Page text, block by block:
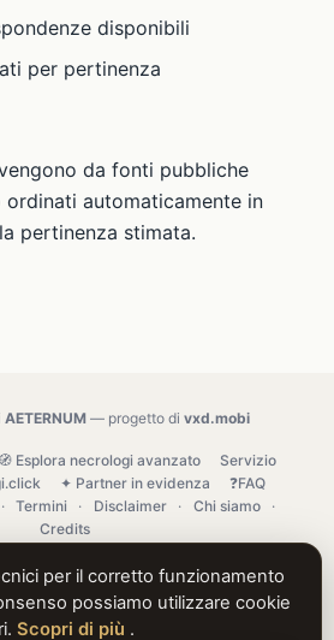
disponibili
per pertinenza
da fonti pubbliche
ordinati automaticamente in
pertinenza stimata.
AETERNUM— progetto di vxd.mobi
🧭 Esplora necrologi avanzato
Servizio
✦ Partner in evidenza
❓FAQ
· Termini · Disclaimer · Chi siamo
·
Credits
per il corretto funzionamento
possiamo utilizzare cookie
Scopri di più .